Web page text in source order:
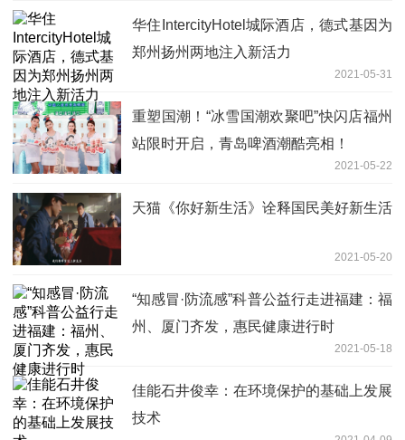
华住IntercityHotel城际酒店，德式基因为
郑州扬州两地注入新活力
2021-05-31
重塑国潮！“冰雪国潮欢聚吧”快闪店福州
站限时开启，青岛啤酒潮酷亮相！
2021-05-22
天猫《你好新生活》诠释国民美好新生活
2021-05-20
“知感冒·防流感”科普公益行走进福建：福
州、厦门齐发，惠民健康进行时
2021-05-18
佳能石井俊幸：在环境保护的基础上发展
技术